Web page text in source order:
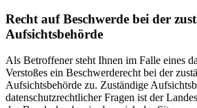
Recht auf Beschwerde bei der
Aufsichtsbehörde
Als Betroffener steht Ihnen im Falle eines
Verstoßes ein Beschwerderecht bei der
Aufsichtsbehörde zu. Zuständige
datenschutzrechtlicher Fragen ist der